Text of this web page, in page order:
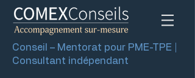
Conseil – Mentorat pour PME-TPE |
Consultant indépendant